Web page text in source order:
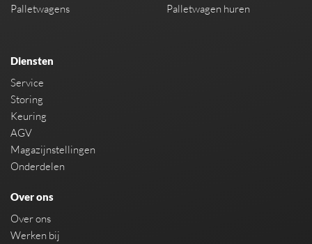
Palletwagens
Palletwagen huren
Diensten
Service
Storing
Keuring
AGV
Magazijnstellingen
Onderdelen
Over ons
Over ons
Werken bij